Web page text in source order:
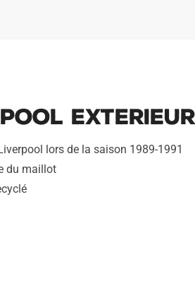
Exterieur
lors de la saison 1989-1991
du maillot